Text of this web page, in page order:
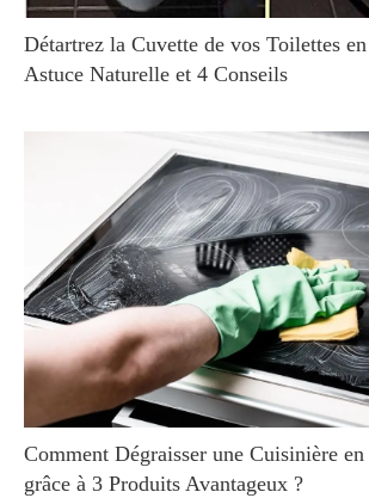
Détartrez la Cuvette de vos Toilettes
Astuce Naturelle et 4 Conseils
Comment Dégraisser une Cuisinière
grâce à 3 Produits Avantageux ?